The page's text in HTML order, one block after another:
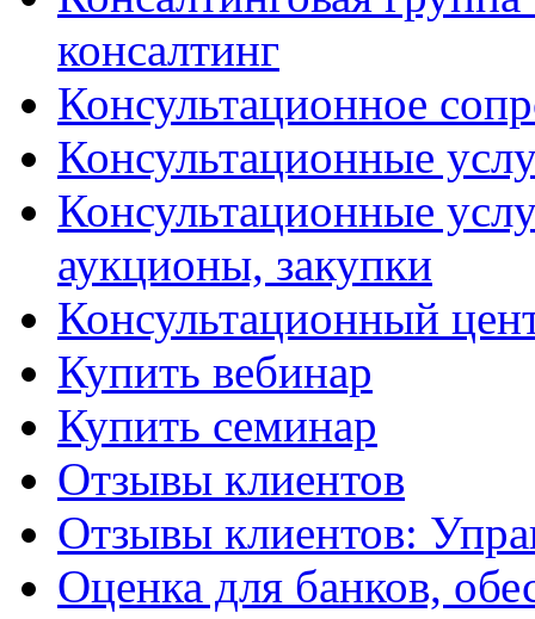
консалтинг
Консультационное
Консультационные
Консультационные
аукционы, закупки
Консультационный
Купить вебинар
Купить семинар
Отзывы клиентов
Отзывы клиентов:
Оценка для банков,